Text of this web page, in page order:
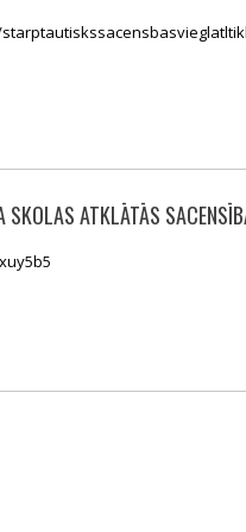
SKOLAS ATKLĀTĀS